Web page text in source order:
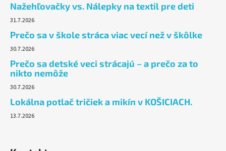
Nažehľovačky vs. Nálepky na textil pre deti
31.7.2026
Prečo sa v škole stráca viac vecí než v škôlke
30.7.2026
Prečo sa detské veci strácajú – a prečo za to
nikto nemôže
30.7.2026
Lokálna potlač tričiek a mikín v KOŠICIACH.
13.7.2026